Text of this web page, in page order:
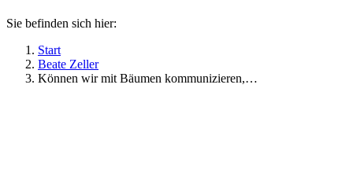
Sie befinden sich hier:
Start
Beate Zeller
Können wir mit Bäumen kommunizieren,…